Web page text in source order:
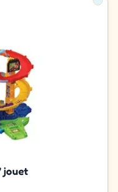
jouet